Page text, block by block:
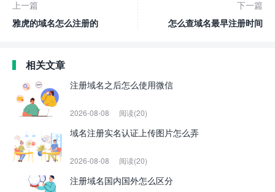
上一篇
雅虎的域名怎么注册的
下一篇
怎么查域名最早注册时间
相关文章
注册域名之后怎么使用微信
2026-08-08 阅读(20)
域名注册实名认证上传图片怎么弄
2026-08-08 阅读(20)
注册域名国内国外怎么区分